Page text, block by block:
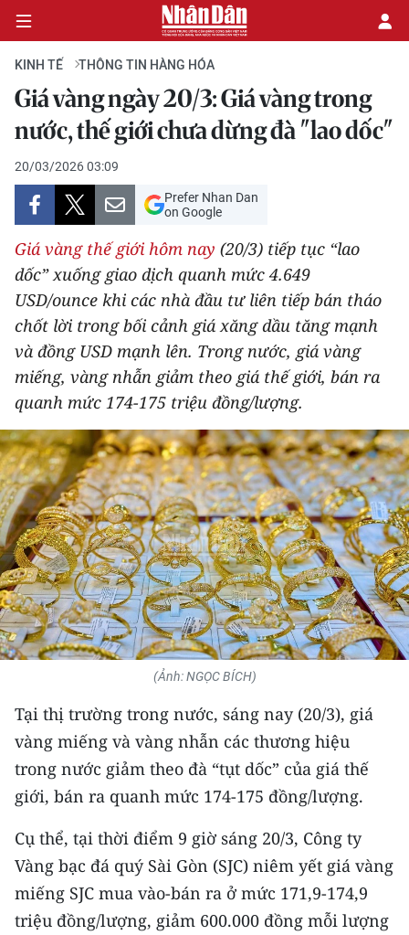
CHÍNH TRỊ
KINH TẾ
VĂN HÓA
XÃ HỘI
PHÁP LUẬT
DU LỊCH
THẾ GIỚI
THỂ THAO
GIÁO DỤC
Y TẾ
KHOA HỌC - CÔNG NGHỆ
MÔI TRƯỜNG
BẠN ĐỌC
TRI THỨC CHUYÊN SÂU
54 DÂN TỘC VIỆT NAM
CHƯƠNG TRÌNH OCOP - MỖI XÃ
MỘT SẢN PHẨM
RADIO
KINH TẾ THÔNG TIN HÀNG HÓA
Giá vàng ngày 20/3: Giá vàng trong
nước, thế giới chưa dừng đà "lao dốc"
20/03/2026 03:09
Prefer Nhan Dan
on Google
Giá vàng thế giới hôm nay (20/3) tiếp tục “lao
dốc” xuống giao dịch quanh mức 4.649
USD/ounce khi các nhà đầu tư liên tiếp bán tháo
chốt lời trong bối cảnh giá xăng dầu tăng mạnh
và đồng USD mạnh lên. Trong nước, giá vàng
miếng, vàng nhẫn giảm theo giá thế giới, bán ra
quanh mức 174-175 triệu đồng/lượng.
(Ảnh: NGỌC BÍCH)
Tại thị trường trong nước, sáng nay (20/3), giá
vàng miếng và vàng nhẫn các thương hiệu
trong nước giảm theo đà “tụt dốc” của giá thế
giới, bán ra quanh mức 174-175 đồng/lượng.
Cụ thể, tại thời điểm 9 giờ sáng 20/3, Công ty
Vàng bạc đá quý Sài Gòn (SJC) niêm yết giá vàng
miếng SJC mua vào-bán ra ở mức 171,9-174,9
triệu đồng/lượng, giảm 600.000 đồng mỗi lượng